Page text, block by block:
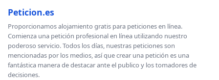
Peticion.es
Proporcionamos alojamiento gratis para peticiones en línea.
Comienza una petición profesional en línea utilizando nuestro
poderoso servicio. Todos los días, nuestras peticiones son
mencionadas por los medios, así que crear una petición es una
fantástica manera de destacar ante el publico y los tomadores de
decisiones.